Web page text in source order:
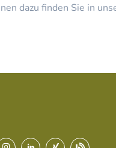
dazu finden Sie in